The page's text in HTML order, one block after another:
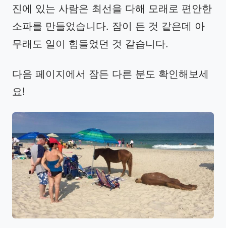
진에 있는 사람은 최선을 다해 모래로 편안한
소파를 만들었습니다. 잠이 든 것 같은데 아
무래도 일이 힘들었던 것 같습니다.
다음 페이지에서 잠든 다른 분도 확인해보세
요!